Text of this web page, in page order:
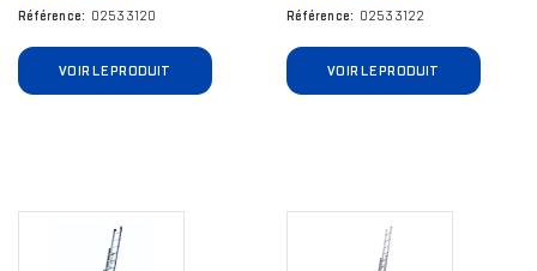
Référence 02533120
VOIR LE PRODUIT
Référence 02533122
VOIR LE PRODUIT